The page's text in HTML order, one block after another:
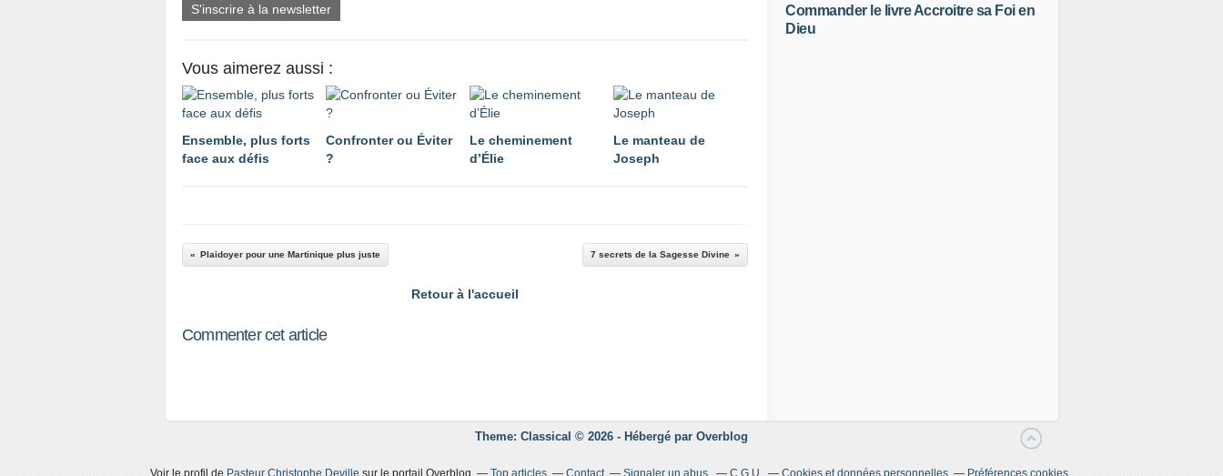
S'inscrire à la newsletter
Vous aimerez aussi :
Ensemble, plus forts
face aux défis
Confronter ou Éviter
?
Le cheminement
d’Élie
Le manteau de
Joseph
Plaidoyer pour une Martinique plus juste 7 secrets de la Sagesse Divine
Retour à l'accueil
Commenter cet article
Commander le livre Accroitre sa Foi en
Dieu
Theme: Classical © 2026 - Hébergé par Overblog
Voir le profil de Pasteur Christophe Deville sur le portail Overblog Top articles Contact Signaler un abus C.G.U. Cookies et données personnelles Préférences cookies